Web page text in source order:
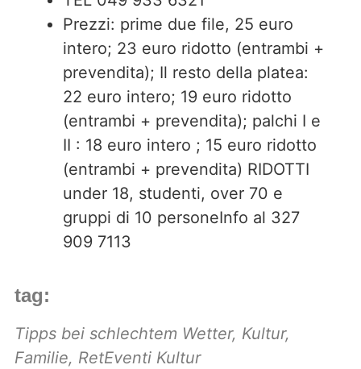
Prezzi: prime due file, 25 euro
intero; 23 euro ridotto (entrambi +
prevendita); Il resto della platea:
22 euro intero; 19 euro ridotto
(entrambi + prevendita); palchi I e
II : 18 euro intero ; 15 euro ridotto
(entrambi + prevendita) RIDOTTI
under 18, studenti, over 70 e
gruppi di 10 personeInfo al 327
909 7113
tag:
Tipps bei schlechtem Wetter, Kultur,
Familie, RetEventi Kultur